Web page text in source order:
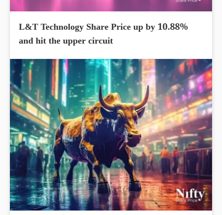
L&T Technology Share Price up by 10.88%
and hit the upper circuit